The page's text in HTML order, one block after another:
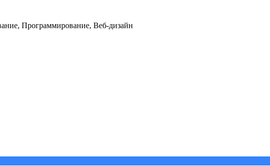
Программирование, Веб-дизайн